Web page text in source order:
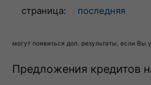
страница: последняя
могут появиться доп. результаты, если Вы
Предложения кредитов